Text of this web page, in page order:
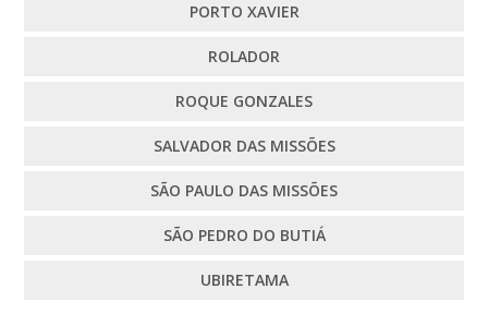
PORTO XAVIER
ROLADOR
ROQUE GONZALES
SALVADOR DAS MISSÕES
SÃO PAULO DAS MISSÕES
SÃO PEDRO DO BUTIÁ
UBIRETAMA